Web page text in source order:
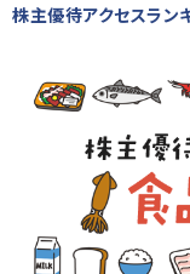
株主優待アクセスラ